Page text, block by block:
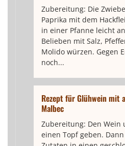
Zubereitung: Die
Paprika mit dem
in einer Pfanne leicht
Belieben mit Salz,
Molido würzen. Gegen
noch...
Rezept für Glühwein mit
Malbec
Zubereitung: Den Wein
einen Topf geben.